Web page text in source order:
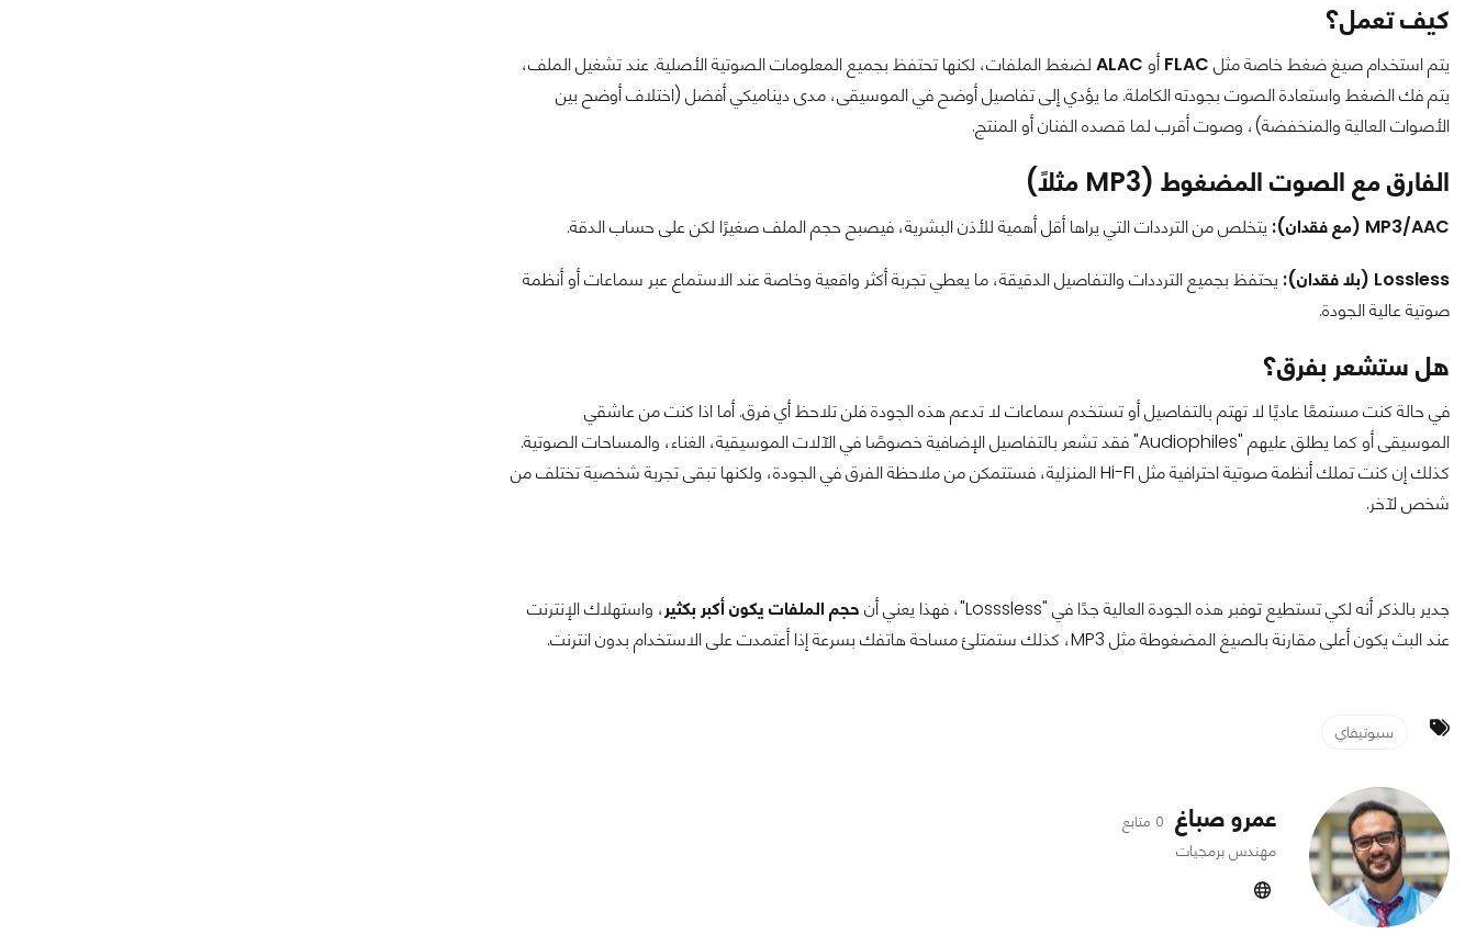
كيف تعمل؟
يتم استخدام صيغ ضغط خاصة مثل FLAC أو ALAC لضغط الملفات، لكنها تحتفظ بجميع المعلومات الصوتية الأصلية. عند تشغيل الملف،
يتم فك الضغط واستعادة الصوت بجودته الكاملة. ما يؤدي إلى تفاصيل أوضح في الموسيقى، مدى ديناميكي أفضل (اختلاف أوضح بين
الأصوات العالية والمنخفضة)، وصوت أقرب لما قصده الفنان أو المنتج.
الفارق مع الصوت المضغوط (MP3 مثلًا)
MP3/AAC (مع فقدان): يتخلص من الترددات التي يراها أقل أهمية للأذن البشرية، فيصبح حجم الملف صغيرًا لكن على حساب الدقة.
Lossless (بلا فقدان):
يحتفظ بجميع الترددات والتفاصيل الدقيقة، ما يعطي تجربة أكثر واقعية وخاصة عند الاستماع عبر سماعات أو أنظمة
صوتية عالية الجودة.
هل ستشعر بفرق؟
في حالة كنت مستمعًا عاديًا لا تهتم بالتفاصيل أو تستخدم سماعات لا تدعم هذه الجودة فلن تلاحظ أي فرق. أما اذا كنت من عاشقي
الموسيقى أو كما يطلق عليهم "Audiophiles" فقد تشعر بالتفاصيل الإضافية خصوصًا في الآلات الموسيقية، الغناء، والمساحات الصوتية.
كذلك إن كنت تملك أنظمة صوتية احترافية مثل Hi-FI المنزلية، فستتمكن من ملاحظة الفرق في الجودة، ولكنها تبقى تجربة شخصية تختلف من
شخص لآخر.
جدير بالذكر أنه لكي تستطيع توفبر هذه الجودة العالية جدًا في "Losssless"، فهذا يعني أن حجم الملفات يكون أكبر بكثير، واستهلاك الإنترنت
عند البث يكون أعلى مقارنة بالصيغ المضغوطة مثل MP3، كذلك ستمتلئ مساحة هاتفك بسرعة إذا أعتمدت على الاستخدام بدون انترنت.
سبوتيفاي
عمرو صباغ 0 متابع
مهندس برمجيات